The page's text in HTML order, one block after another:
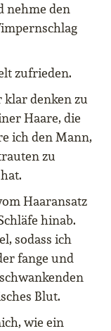
nehme den
zufrieden.
klar denken zu
Haare, die
ich den Mann,
zu
Haaransatz
hinab.
sodass ich
fange und
Blut.
wie ein